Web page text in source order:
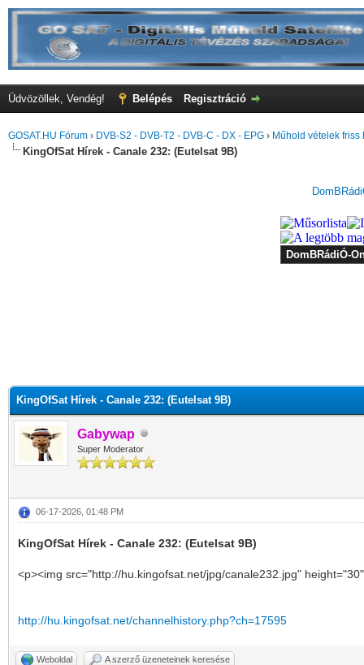
Üdvözöllek, Vendég! Belépés Regisztráció
GOSAT.HU Fórum › DVB-S2 - DVB-T2 - DVB-C - DX - EPG › Műhold vételek friss
KingOfSat Hírek - Canale 232: (Eutelsat 9B)
KingOfSat Hírek - Canale 232: (Eutelsat 9B)
Gabywap
Super Moderator
06-17-2026, 01:48 PM
KingOfSat Hírek - Canale 232: (Eutelsat 9B)
<p><img src="http://hu.kingofsat.net/jpg/canale232.jpg"
http://hu.kingofsat.net/channelhistory.php?ch=17595
Weboldal A szerző üzeneteinek keresése